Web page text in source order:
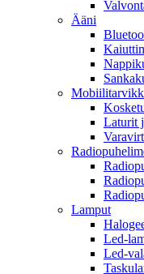
Ääni
Laturit
Lamput
Led-
Led-